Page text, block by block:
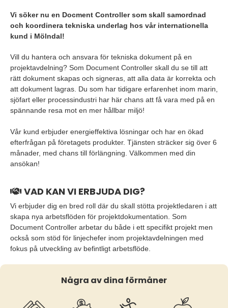
Vi söker nu en Docment Controller som skall samordnad
och koordinera tekniska underlag hos vår internationella
kund i Mölndal!
Vill du hantera och ansvara för tekniska dokument på en
projektavdelning? Som Document Controller skall du se till att
rätt dokument skapas och signeras, att alla data är korrekta och
att dokument lagras. Du som har tidigare erfarenhet inom marin,
sjöfart eller processindustri har här chans att få vara med på en
spännande resa mot en mer hållbar miljö!
Vår kund erbjuder energieffektiva lösningar och har en ökad
efterfrågan på företagets produkter. Tjänsten sträcker sig över 6
månader, med chans till förlängning. Välkommen med din
ansökan!
VAD KAN VI ERBJUDA DIG?
Vi erbjuder dig en bred roll där du skall stötta projektledaren i att
skapa nya arbetsflöden för projektdokumentation. Som
Document Controller arbetar du både i ett specifikt projekt men
också som stöd för linjechefer inom projektavdelningen med
fokus på utveckling av befintligt arbetsflöde.
Några av dina förmåner